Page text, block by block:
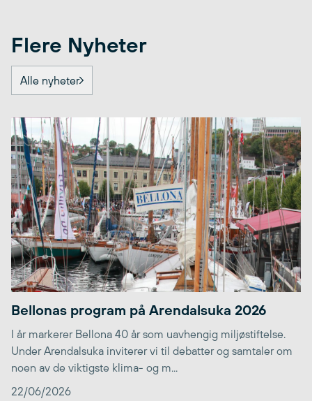
Flere Nyheter
Alle nyheter
Bellonas program på Arendalsuka 2026
I år markerer Bellona 40 år som uavhengig miljøstiftelse.
Under Arendalsuka inviterer vi til debatter og samtaler om
noen av de viktigste klima- og m...
22/06/2026